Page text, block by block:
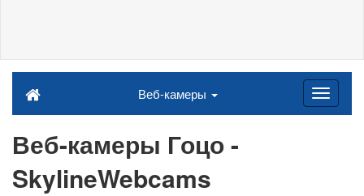
Веб-камеры
Веб-камеры Гоцо -
SkylineWebcams